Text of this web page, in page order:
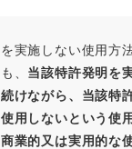
実施しない使用方
、 当該特許発明を
けながら、当該特
用しないという使
業的又は実用的な